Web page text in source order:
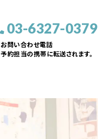
03-6327-0379
お問い合わせ電話
予約担当の携帯に転送されます。